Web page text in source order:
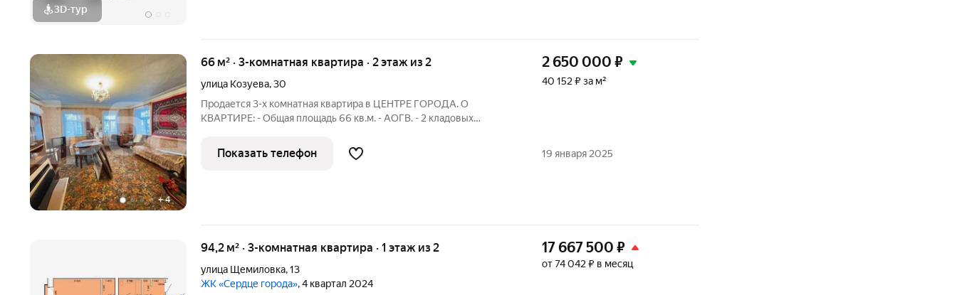
3D-тур
+4
66 м² · 3-комнатная квартира · 2 этаж из 2
улица Козуева,30
Продается 3-х комнатная квартира в ЦЕНТРЕ ГОРОДА. О
КВАРТИРЕ: - Общая площадь 66 кв.м. - АОГВ. - 2 кладовых
ИНФРАСТРУКТУРЕ: -Школа №2, №3,№26. -Детский сад №92. -
Магазины. - Окружная больница
2 650 000 ₽
40 152 ₽ за м²
Показать телефон 19 января 2025
94,2 м² · 3-комнатная квартира · 1 этаж из 2
улица Щемиловка,13
ЖК «Сердце города», 4 квартал 2024
17 667 500 ₽
от 74 042 ₽ в месяц